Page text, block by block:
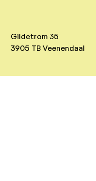
Gildetrom 35
3905 TB Veenendaal